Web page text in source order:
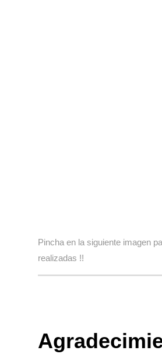
Pincha en la siguiente imagen
realizadas !!